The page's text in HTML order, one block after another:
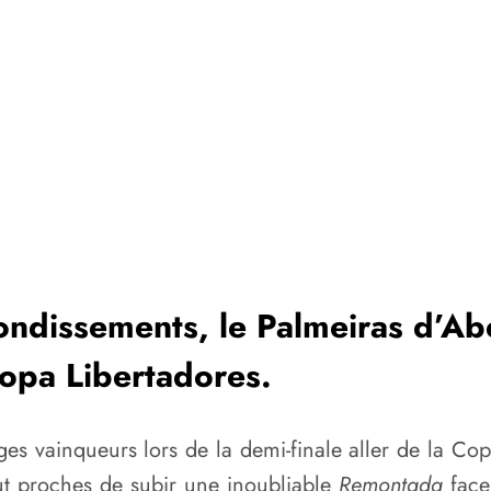
le Palmeiras
Libertadores.
vainqueurs lors de la demi-finale aller de la